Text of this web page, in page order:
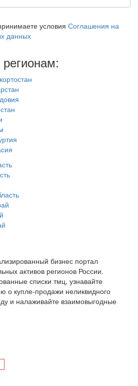
условия Соглашения на
данных
бизнес портал
активов регионов России.
списки тмц, узнавайте
о купле-продажи неликвидного
и налаживайте взаимовыгодные